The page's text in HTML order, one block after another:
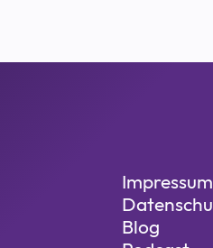
Impressum
Blog